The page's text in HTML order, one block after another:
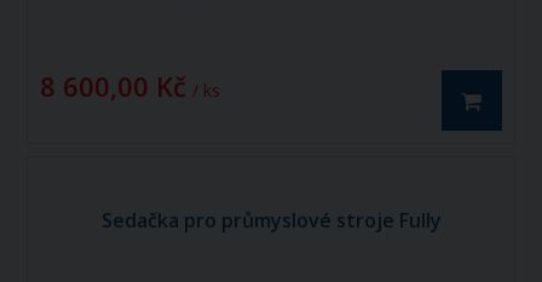
8 600,00 Kč / ks
Sedačka pro průmyslové stroje Fully